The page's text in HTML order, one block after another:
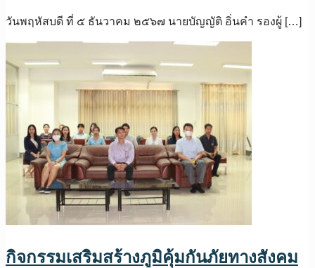
วันพฤหัสบดี ที่ ๕ ธันวาคม ๒๕๖๗ นายบัญญัติ อิ่นคำ รองผู้ […]
กิจกรรมเสริมสร้างภูมิคุ้มกันภัยทางสังคม